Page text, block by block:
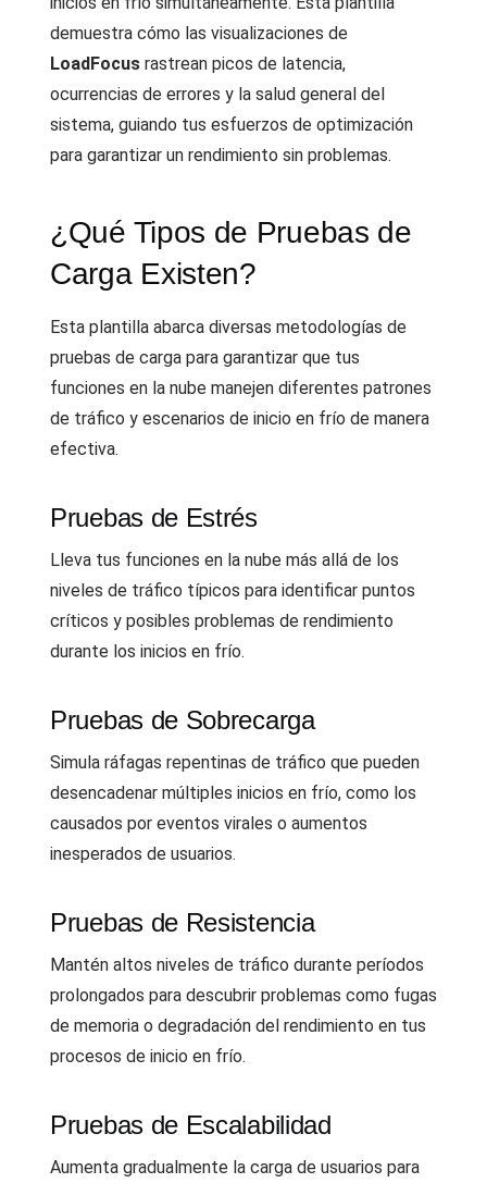
demuestra cómo las visualizaciones de
LoadFocus rastrean picos de latencia,
ocurrencias de errores y la salud general del
sistema, guiando tus esfuerzos de optimización
para garantizar un rendimiento sin problemas.
¿Qué Tipos de Pruebas de
Carga Existen?
Esta plantilla abarca diversas metodologías de
pruebas de carga para garantizar que tus
funciones en la nube manejen diferentes patrones
de tráfico y escenarios de inicio en frío de manera
efectiva.
Pruebas de Estrés
Lleva tus funciones en la nube más allá de los
niveles de tráfico típicos para identificar puntos
críticos y posibles problemas de rendimiento
durante los inicios en frío.
Pruebas de Sobrecarga
Simula ráfagas repentinas de tráfico que pueden
desencadenar múltiples inicios en frío, como los
causados por eventos virales o aumentos
inesperados de usuarios.
Pruebas de Resistencia
Mantén altos niveles de tráfico durante períodos
prolongados para descubrir problemas como fugas
de memoria o degradación del rendimiento en tus
procesos de inicio en frío.
Pruebas de Escalabilidad
Aumenta gradualmente la carga de usuarios para